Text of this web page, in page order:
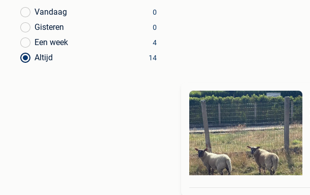
Vandaag
0
Gisteren 0
Een week 4
Altijd 14